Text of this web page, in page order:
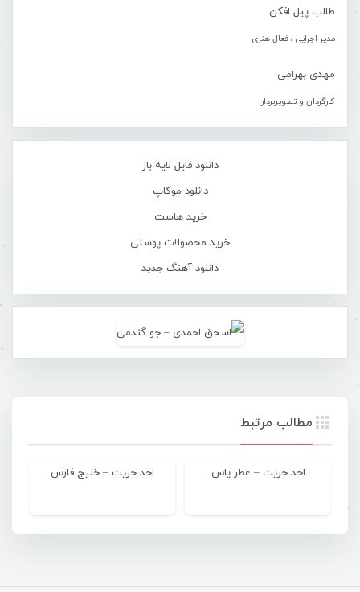
طالب پیل افکن
مدیر اجرایی ، فعال هنری
مهدی بهرامی
کارگردان و تصویربردار
دانلود فایل لایه باز
دانلود موکاپ
خرید هاست
خرید محصولات پوستی
دانلود آهنگ جدید
مطالب مرتبط
احد حریت – عطر یاس احد حریت – خلیج فارس